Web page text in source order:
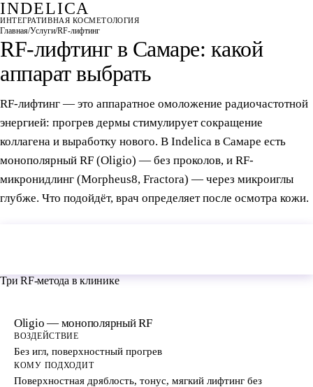
INDELICA
ИНТЕГРАТИВНАЯ КОСМЕТОЛОГИЯ
Главная/Услуги/RF-лифтинг
RF-лифтинг в Самаре: какой
аппарат выбрать
RF-лифтинг — это аппаратное омоложение радиочастотной
энергией: прогрев дермы стимулирует сокращение
коллагена и выработку нового. В Indelica в Самаре есть
монополярный RF (Oligio) — без проколов, и RF-
микронидлинг (Morpheus8, Fractora) — через микроиглы
глубже. Что подойдёт, врач определяет после осмотра кожи.
Три RF-метода в клинике
Oligio — монополярный RF
ВОЗДЕЙСТВИЕ
Без игл, поверхностный прогрев
КОМУ ПОДХОДИТ
Поверхностная дряблость, тонус, мягкий лифтинг без